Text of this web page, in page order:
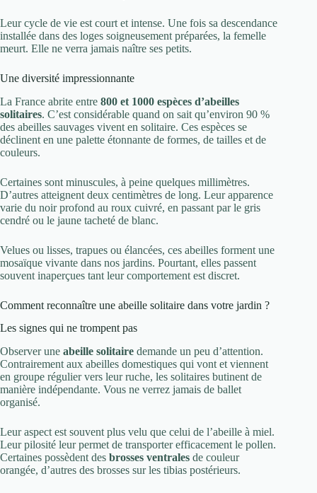
Leur cycle de vie est court et intense. Une fois sa descendance
installée dans des loges soigneusement préparées, la femelle
meurt. Elle ne verra jamais naître ses petits.
Une diversité impressionnante
La France abrite entre 800 et 1000 espèces d’abeilles
solitaires. C’est considérable quand on sait qu’environ 90 %
des abeilles sauvages vivent en solitaire. Ces espèces se
déclinent en une palette étonnante de formes, de tailles et de
couleurs.
Certaines sont minuscules, à peine quelques millimètres.
D’autres atteignent deux centimètres de long. Leur apparence
varie du noir profond au roux cuivré, en passant par le gris
cendré ou le jaune tacheté de blanc.
Velues ou lisses, trapues ou élancées, ces abeilles forment une
mosaïque vivante dans nos jardins. Pourtant, elles passent
souvent inaperçues tant leur comportement est discret.
Comment reconnaître une abeille solitaire dans votre jardin ?
Les signes qui ne trompent pas
Observer une abeille solitaire demande un peu d’attention.
Contrairement aux abeilles domestiques qui vont et viennent
en groupe régulier vers leur ruche, les solitaires butinent de
manière indépendante. Vous ne verrez jamais de ballet
organisé.
Leur aspect est souvent plus velu que celui de l’abeille à miel.
Leur pilosité leur permet de transporter efficacement le pollen.
Certaines possèdent des brosses ventrales de couleur
orangée, d’autres des brosses sur les tibias postérieurs.